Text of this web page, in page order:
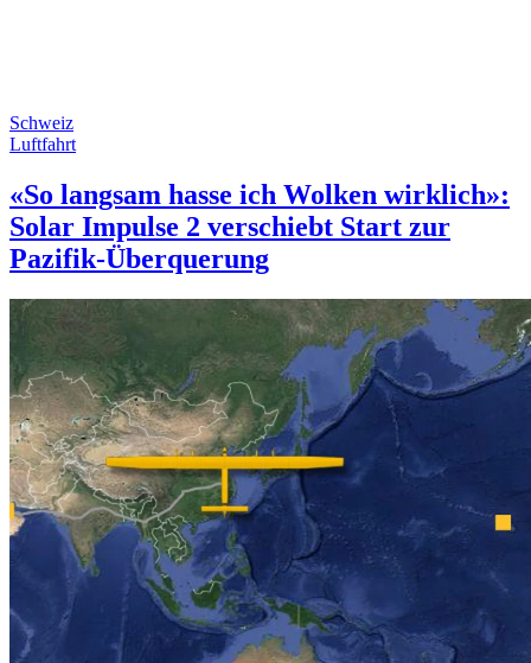
Schweiz
Luftfahrt
«So langsam hasse ich Wolken wirklich»:
Solar Impulse 2 verschiebt Start zur
Pazifik-Überquerung